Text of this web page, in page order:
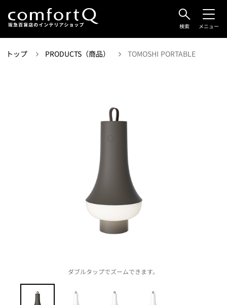
検索 メニュー
トップ PRODUCTS（商品） TOMOSHI PORTABLE
ダブルタップでズームできます。